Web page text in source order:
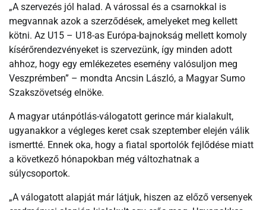
„A szervezés jól halad. A várossal és a csarnokkal is
megvannak azok a szerződések, amelyeket meg kellett
kötni. Az U15 – U18-as Európa-bajnokság mellett komoly
kísérőrendezvényeket is szervezünk, így minden adott
ahhoz, hogy egy emlékezetes esemény valósuljon meg
Veszprémben” – mondta Ancsin László, a Magyar Sumo
Szakszövetség elnöke.
A magyar utánpótlás-válogatott gerince már kialakult,
ugyanakkor a végleges keret csak szeptember elején válik
ismertté. Ennek oka, hogy a fiatal sportolók fejlődése miatt
a következő hónapokban még változhatnak a
súlycsoportok.
„A válogatott alapját már látjuk, hiszen az előző versenyek